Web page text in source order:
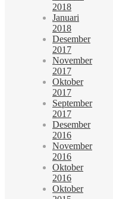
2018
Januari
2018
Desember
2017
November
2017
Oktober
2017
September
2017
Desember
2016
November
2016
Oktober
2016
Oktober